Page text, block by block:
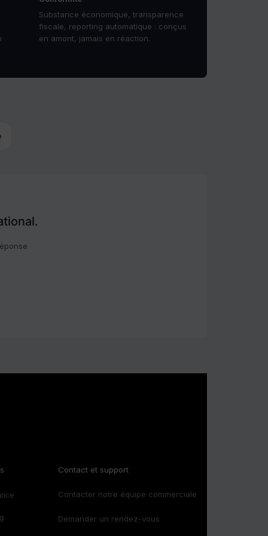
Substance économique, transparence
fiscale, reporting automatique : conçus
en amont, jamais en réaction.
Contact et support
Contacter notre équipe commerciale
Demander un rendez-vous